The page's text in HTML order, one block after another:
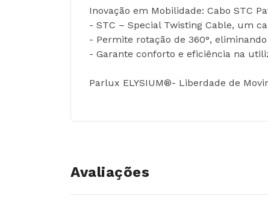
Inovação em Mobilidade: Cabo STC
- STC – Special Twisting Cable, um
- Permite rotação de 360°,
- Garante conforto e eficiência na
Parlux ELYSIUM®- Liberdade de
Avaliações